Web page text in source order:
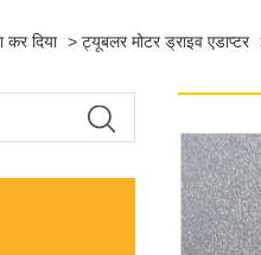
कर दिया > ट्यूबलर मोटर ड्राइव एडाप्टर